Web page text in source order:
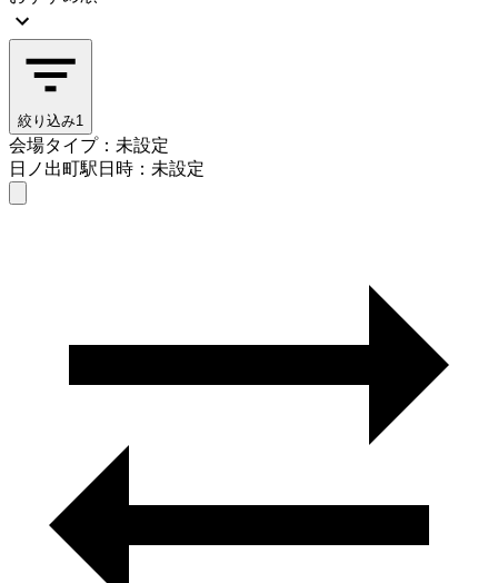
絞り込み1
会場タイプ：未設定
日ノ出町駅日時：未設定